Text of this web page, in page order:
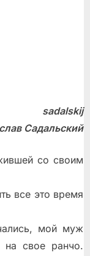
sadalskij
Садальский
со своим
все это время
мой муж
на свое ранчо.